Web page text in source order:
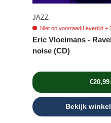
JAZZ
Niet op voorraad|Levertijd ±
Eric Vloeimans -
noise (CD)
€20,99
Bekijk